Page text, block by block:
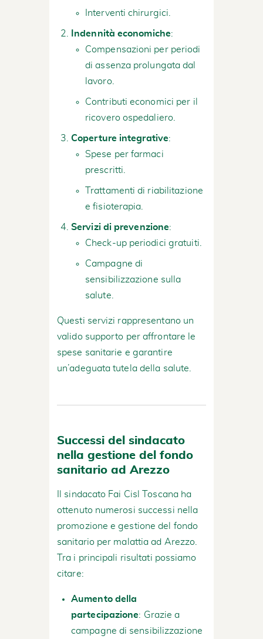
Interventi chirurgici.
Indennità economiche:
Compensazioni per periodi
di assenza prolungata dal
lavoro.
Contributi economici per il
ricovero ospedaliero.
Coperture integrative:
Spese per farmaci
prescritti.
Trattamenti di riabilitazione
e fisioterapia.
Servizi di prevenzione:
Check-up periodici gratuiti.
Campagne di
sensibilizzazione sulla
salute.
Questi servizi rappresentano un
valido supporto per affrontare le
spese sanitarie e garantire
un’adeguata tutela della salute.
Successi del sindacato
nella gestione del fondo
sanitario ad Arezzo
Il sindacato Fai Cisl Toscana ha
ottenuto numerosi successi nella
promozione e gestione del fondo
sanitario per malattia ad Arezzo.
Tra i principali risultati possiamo
citare:
Aumento della
partecipazione: Grazie a
campagne di sensibilizzazione